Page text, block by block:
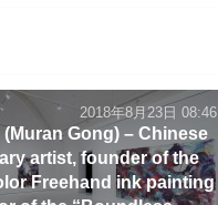
(Muran Gong) – Chinese
artist, founder of the
Freehand ink painting
2018年8月23日 08:46